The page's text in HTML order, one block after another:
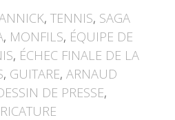
, TENNIS, SAGA
, MONFILS, ÉQUIPE DE
, ÉCHEC FINALE DE LA
, GUITARE, ARNAUD
DE PRESSE,